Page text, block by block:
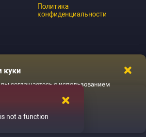
Политика
конфиденциальности
куки
соглашаетесь с использованием
Ладненько
not a function